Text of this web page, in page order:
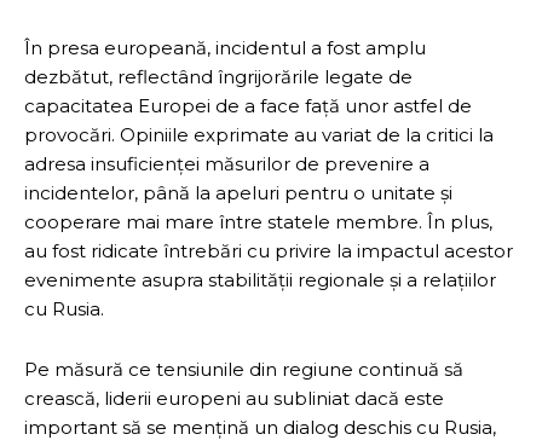
În presa europeană, incidentul a fost amplu
dezbătut, reflectând îngrijorările legate de
capacitatea Europei de a face față unor astfel de
provocări. Opiniile exprimate au variat de la critici la
adresa insuficienței măsurilor de prevenire a
incidentelor, până la apeluri pentru o unitate și
cooperare mai mare între statele membre. În plus,
au fost ridicate întrebări cu privire la impactul acestor
evenimente asupra stabilității regionale și a relațiilor
cu Rusia.
Pe măsură ce tensiunile din regiune continuă să
crească, liderii europeni au subliniat dacă este
important să se mențină un dialog deschis cu Rusia,